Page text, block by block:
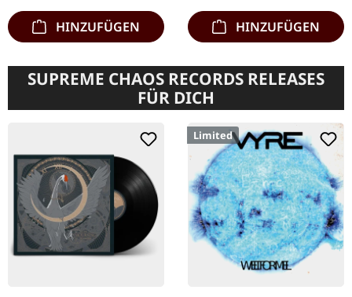
HINZUFÜGEN HINZUFÜGEN
SUPREME CHAOS RECORDS RELEASES
FÜR DICH
Limited